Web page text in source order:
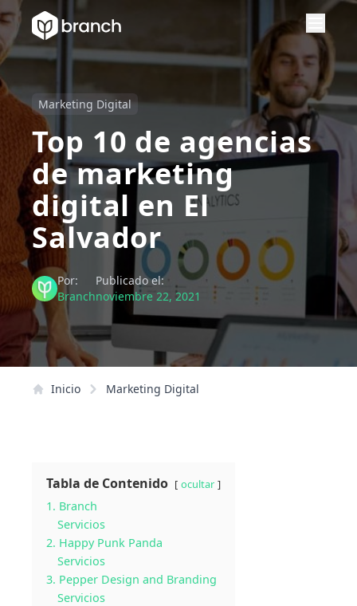
Marketing Digital
Top 10 de agencias
de marketing
digital en El
Salvador
Por:
Branch
Publicado el:
noviembre 22, 2021
Inicio Marketing Digital
Tabla de Contenido ocultar
1. Branch
Servicios
2. Happy Punk Panda
Servicios
3. Pepper Design and Branding
Servicios